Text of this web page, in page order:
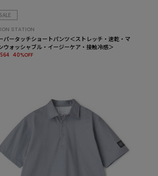
SALE
STATION
パータッチショートパンツ＜ストレッチ・速乾・マ
ウォッシャブル・イージーケア・接触冷感＞
40%OFF